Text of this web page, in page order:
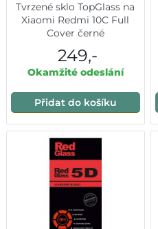
Tvrzené sklo TopGlass na
Xiaomi Redmi 10C Full
Cover černé
249,-
Okamžité odeslání
Přidat do košíku